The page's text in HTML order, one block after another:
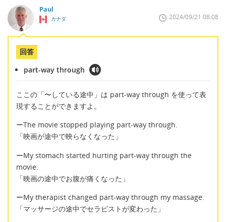
Paul
カナダ 2024/09/21 08:08
回答
part-way through
ここの「〜している途中」は part-way through を使って表
現することができますよ。
ーThe movie stopped playing part-way through.
「映画が途中で映らなくなった」
ーMy stomach started hurting part-way through the
movie.
「映画の途中でお腹が痛くなった」
ーMy therapist changed part-way through my massage.
「マッサージの途中でセラピストが変わった」